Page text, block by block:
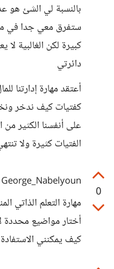
بالنسبة لي الشئ هو
ستفرق معي جدا في
كبيرة لكن الغالبية
دائرتي
أعتقد مهارة
كفتيات كيف ندخر
على أنفسنا الكثير
الفتيات كثيرة ولا
0
George_Nabelyoun
مهارة التعلم الذاتي
أختار مواضيع محددة
كيف يمكنني